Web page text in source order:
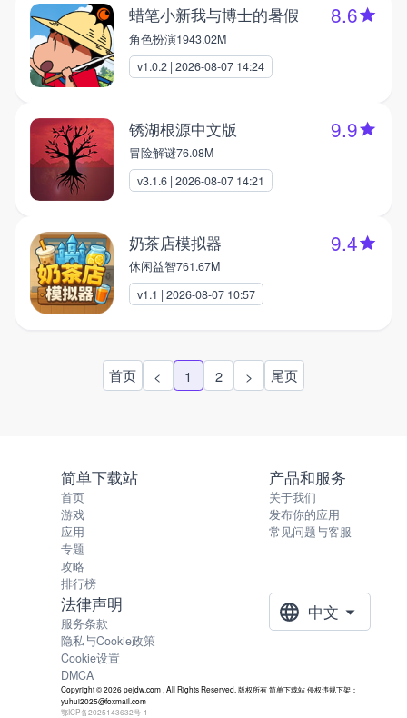
蜡笔小新我与博士的暑假
角色扮演1943.02M
v1.0.2 | 2026-08-07 14:24
8.6
锈湖根源中文版
冒险解谜76.08M
v3.1.6 | 2026-08-07 14:21
9.9
奶茶店模拟器
休闲益智761.67M
v1.1 | 2026-08-07 10:57
9.4
首页 < 1 2 > 尾页
简单下载站
首页
游戏
应用
专题
攻略
排行榜
产品和服务
关于我们
发布你的应用
常见问题与客服
法律声明
服务条款
隐私与Cookie政策
Cookie设置
DMCA
中文
Copyright © 2026 pejdw.com , All Rights Reserved. 版权所有 简单下载站 侵权违规下架：
yuhui2025@foxmail.com
鄂ICP备2025143632号-1